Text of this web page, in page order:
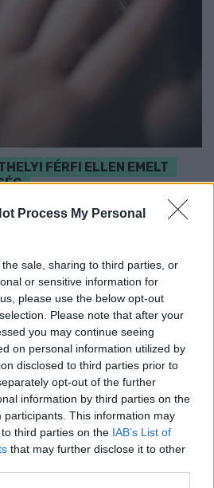
Process My Personal
sale, sharing to third parties, or
or sensitive information for
please use the below opt-out
Please note that after your
you may continue seeing
on personal information utilized by
disclosed to third parties prior to
opt-out of the further
information by third parties on the
participants. This information may
third parties on the IAB’s List of
that may further disclose it to other
FÉRFI ELLEN EMELT
verni áldozatát.